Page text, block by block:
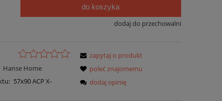
do koszyka
dodaj do przechowalni
Hanse Home
57x90 ACP X-
zapytaj o produkt
poleć znajomemu
dodaj opinię